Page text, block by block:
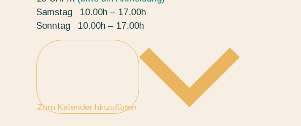
Samstag 10.00h – 17.00h
Sonntag 10.00h – 17.00h
Zum Kalender hinzufügen